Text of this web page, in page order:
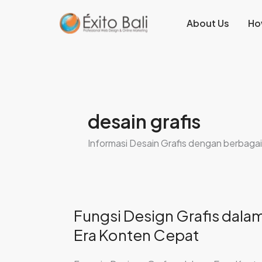
About Us
desain grafis
Informasi Desain Grafis dengan
Fungsi Design Grafis
Era Konten Cepat
Fungsi
Design